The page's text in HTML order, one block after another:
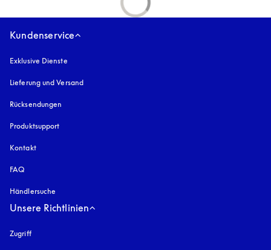
Kundenservice
Exklusive Dienste
Lieferung und Versand
Rücksendungen
Produktsupport
Kontakt
FAQ
Händlersuche
Unsere Richtlinien
Zugrifföffnet sich in einem neuen Tab